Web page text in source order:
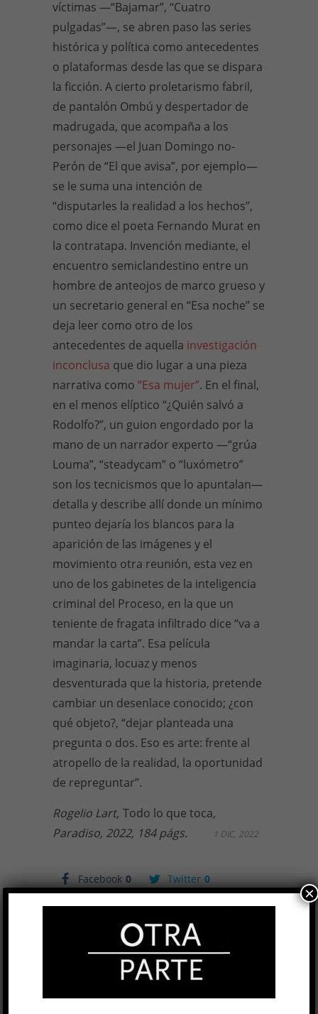
víctimas —“Bajamar”, “Cuatro
pulgadas”—, se abren paso las series
histórica y política como antecedentes
o plataformas desde las que se dispara
la ficción. A cierto proletarismo fabril,
de pantalón Ombú y despertador de
madrugada, que acompaña a los
personajes —el Juan Domingo no-
Perón de “El que avisa”, por ejemplo—
se le suma una intención de
“disputarles la realidad a los hechos”,
como dice el poeta Fernando Murat en
la contratapa. Invención mediante, el
encuentro semiclandestino entre un
hombre de anteojos de marco grueso y
un secretario general en “Esa noche” se
deja leer como otro de los
antecedentes de aquella investigación
inconclusa que dio lugar a una pieza
narrativa como “Esa mujer”. En el final,
en el menos elíptico “¿Quién salvó a
Rodolfo?”, un guion engordado por la
mano de un narrador experto —“grúa
Louma”, “steadycam” o “luxómetro”
son los tecnicismos que lo apuntalan—
detalla y describe allí donde un mínimo
punteo dejaría los blancos para la
aparición de las imágenes y el
movimiento otra reunión, esta vez en
uno de los gabinetes de la inteligencia
criminal del Proceso, en la que un
teniente de fragata infiltrado dice “va a
mandar la carta”. Esa película
imaginaria, locuaz y menos
desventurada que la historia, pretende
cambiar un desenlace conocido; ¿con
qué objeto?, “dejar planteada una
pregunta o dos. Eso es arte: frente al
atropello de la realidad, la oportunidad
de repreguntar”.
Rogelio Lart, Todo lo que toca,
Paradiso, 2022, 184 págs.
Facebook 0 Twitter 0
Google+ 0 Email 0
Telegram WhatsApp
1 DIC, 2022
ARGENTINA ARGENTINO
CUENTOS ESA MUJER LITERATURA
×